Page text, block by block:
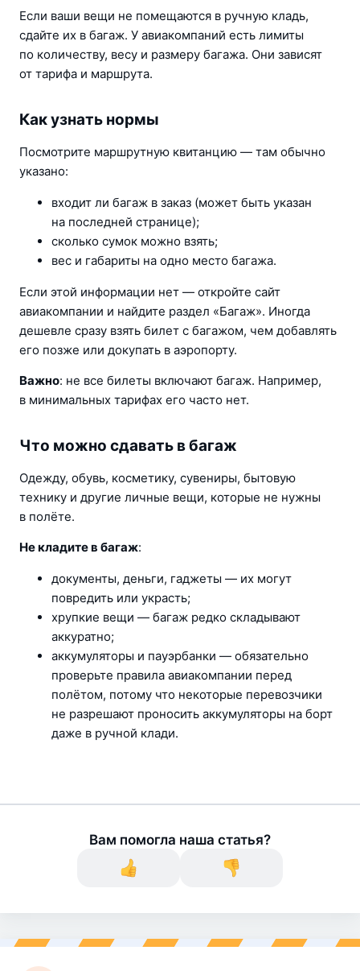
Если ваши вещи не помещаются в ручную кладь,
сдайте их в багаж. У авиакомпаний есть лимиты
по количеству, весу и размеру багажа. Они зависят
от тарифа и маршрута.
Как узнать нормы
Посмотрите маршрутную квитанцию — там обычно
указано:
входит ли багаж в заказ (может быть указан
на последней странице);
сколько сумок можно взять;
вес и габариты на одно место багажа.
Если этой информации нет — откройте сайт
авиакомпании и найдите раздел «Багаж». Иногда
дешевле сразу взять билет с багажом, чем добавлять
его позже или докупать в аэропорту.
Важно: не все билеты включают багаж. Например,
в минимальных тарифах его часто нет.
Что можно сдавать в багаж
Одежду, обувь, косметику, сувениры, бытовую
технику и другие личные вещи, которые не нужны
в полёте.
Не кладите в багаж:
документы, деньги, гаджеты — их могут
повредить или украсть;
хрупкие вещи — багаж редко складывают
аккуратно;
аккумуляторы и пауэрбанки — обязательно
проверьте правила авиакомпании перед
полётом, потому что некоторые перевозчики
не разрешают проносить аккумуляторы на борт
даже в ручной клади.
Вам помогла наша статья?